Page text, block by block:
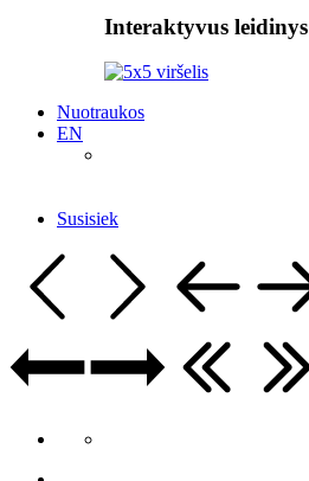
Interaktyvus leidinys
Nuotraukos
EN
Susisiek